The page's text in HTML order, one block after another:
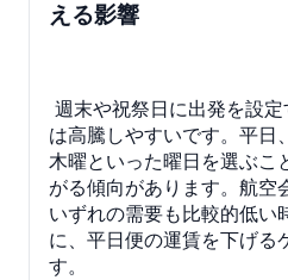
える影響
週末や祝祭日に出発を設
は高騰しやすいです。平日
木曜といった曜日を選ぶこ
がる傾向があります。航空
いずれの需要も比較的低い
に、平日便の運賃を下げる
す。